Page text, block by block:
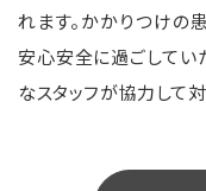
れます。かかりつけの
安心安全に過ごしてい
なスタッフが協力して対